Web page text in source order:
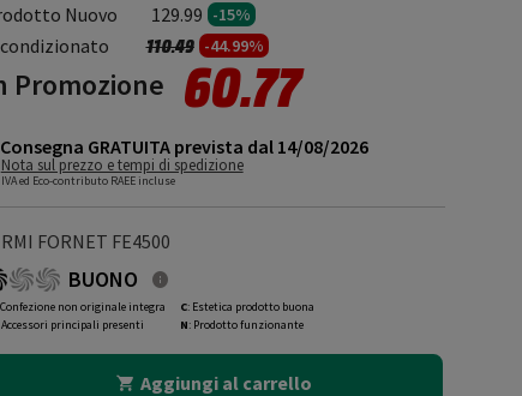
Nuovo 129.99 -15%
Prezzo ridotto da
110.49a-44.99%
Promozione 60.77
Consegna GRATUITA prevista dal 14/08/2026
Nota sul prezzo e tempi di spedizione
IVA ed Eco-contributo RAEE incluse
FORNET FE4500
BUONO
Confezione non originale integra
Accessori principali presenti
C: Estetica prodotto buona
N: Prodotto funzionante
Aggiungi al carrello